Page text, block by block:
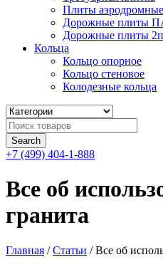
Плиты аэродромные
Дорожные плиты
Дорожные плиты 2п
Кольца
Кольцо опорное
Кольцо стеновое
Колодезные кольца
+7 (499) 404-1-888
Все об
гранита
Главная / Статьи / Все об